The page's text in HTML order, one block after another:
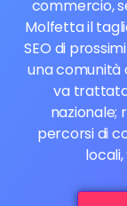
commercio,
Molfetta il
SEO di
una comunità
va
nazionale;
percorsi di